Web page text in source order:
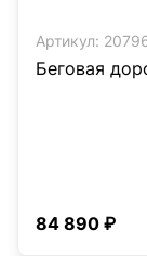
Артикул:
Беговая
84 890 ₽